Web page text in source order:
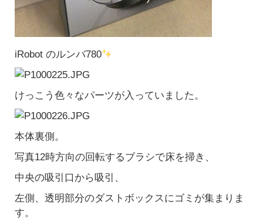
iRobot のルンバ780
けっこう色々なパーツが入っていました。
本体裏側。
写真12時方向の回転するブラシで床を掃き、
中央の吸引口から吸引、
左側、透明部分のダストボックスにゴミが集まりま
す。